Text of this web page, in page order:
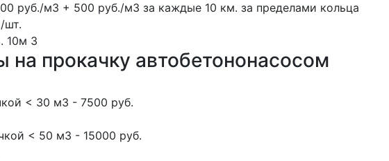
руб./м3 + 500 руб./м3 за каждые 10 км. за пределами кольца
шт.
10м 3
на прокачку автобетононасосом
< 30 м3 - 7500 руб.
< 50 м3 - 15000 руб.